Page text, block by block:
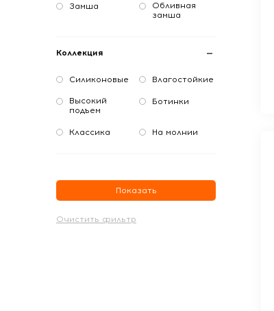
Замша
Обливная
замша
Коллекция
Силиконовые Влагостойкие
Высокий
подъем
Ботинки
Классика На молнии
Показать